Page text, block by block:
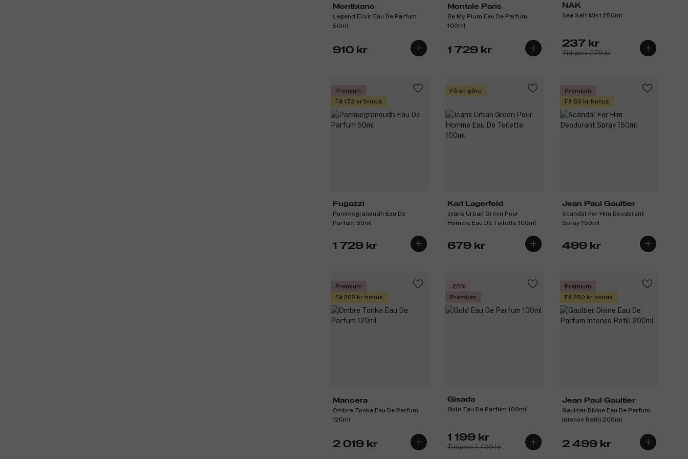
Montblanc
Legend Elixir Eau De Parfum
50ml
910 kr
Montale Paris
Be My Plum Eau De Parfum
100ml
1 729 kr
NAK
Sea Salt Mist 250ml
237 kr
Tidigare 279 kr
Premium
Få 173 kr bonus
Fugazzi
Pommegranoudh Eau De
Parfum 50ml
1 729 kr
Få en gåva
Karl Lagerfeld
Jeans Urban Green Pour
Homme Eau De Toilette 100ml
679 kr
Premium
Få 50 kr bonus
Jean Paul Gaultier
Scandal For Him Deodorant
Spray 150ml
499 kr
Premium
Få 202 kr bonus
Mancera
Ombre Tonka Eau De Parfum
120ml
2 019 kr
-20%
Premium
Gisada
Gold Eau De Parfum 100ml
1 199 kr
Tidigare 1 499 kr
Premium
Få 250 kr bonus
Jean Paul Gaultier
Gaultier Divine Eau De Parfum
Intense Refill 200ml
2 499 kr